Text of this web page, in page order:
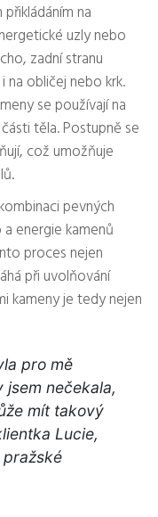
na
uzly nebo
zadní stranu
obličej nebo krk.
se používají na
těla. Postupně se
což umožňuje
pevných
energie kamenů
proces nejen
při uvolňování
kameny je tedy nejen
pro mě
nečekala,
mít takový
Lucie,